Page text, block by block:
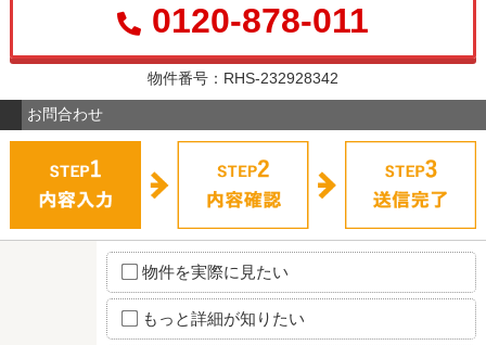
0120-878-011
物件番号：RHS-232928342
お問合わせ
物件を実際に見たい
もっと詳細が知りたい